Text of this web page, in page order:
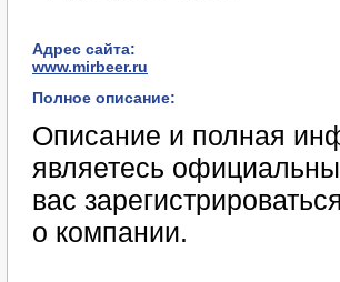
Адрес сайта:
www.mirbeer.ru
Полное описание:
Описание и полная
являетесь
вас
о компании.